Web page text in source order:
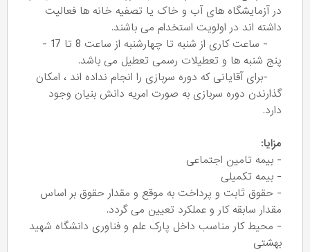
در آزمایشگاه های آب و خاک یا تصفیه خانه ها فعالیت
داشته اند در اولویت استخدام می باشند.
- ساعت کاری از شنبه تا چهارشنبه از ساعت 8 تا 17 -
پنج شنبه ها و تعطیلات رسمی تعطیل می باشد.
-برای آقایانی که دوره سربازی را انجام نداده اند ، امکان
گذارندن دوره سربازی به صورت امریه دانش بنیان وجود
دارد.
مزایا:
- بیمه تامین اجتماعی
- بیمه تکمیلی
- حقوق ثابت و پرداخت به موقع و مقدار حقوق بر اساس
مقدار سابقه کار و عملکرد تعیین می گردد.
- محیط کار مناسب داخل پارک علم و فناوری دانشگاه شهید
بهشتی